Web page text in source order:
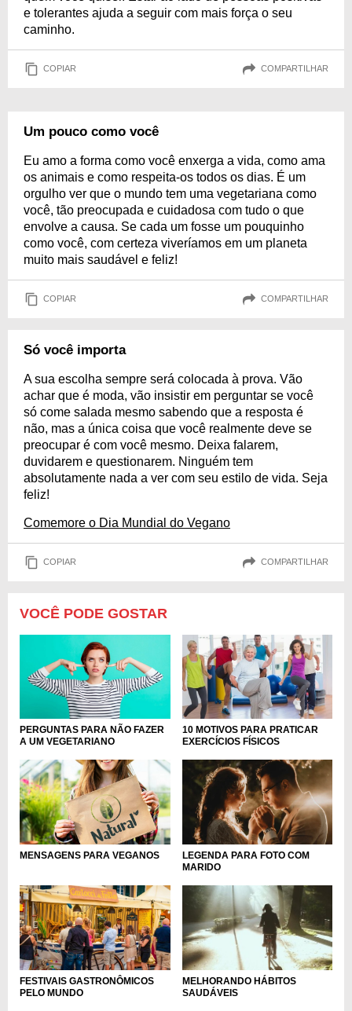
e tolerantes ajuda a seguir com mais força o seu
caminho.
COPIAR COMPARTILHAR
Um pouco como você
Eu amo a forma como você enxerga a vida, como ama
os animais e como respeita-os todos os dias. É um
orgulho ver que o mundo tem uma vegetariana como
você, tão preocupada e cuidadosa com tudo o que
envolve a causa. Se cada um fosse um pouquinho
como você, com certeza viveríamos em um planeta
muito mais saudável e feliz!
COPIAR COMPARTILHAR
Só você importa
A sua escolha sempre será colocada à prova. Vão
achar que é moda, vão insistir em perguntar se você
só come salada mesmo sabendo que a resposta é
não, mas a única coisa que você realmente deve se
preocupar é com você mesmo. Deixa falarem,
duvidarem e questionarem. Ninguém tem
absolutamente nada a ver com seu estilo de vida. Seja
feliz!
Comemore o Dia Mundial do Vegano
COPIAR COMPARTILHAR
VOCÊ PODE GOSTAR
PERGUNTAS PARA NÃO FAZER
A UM VEGETARIANO
10 MOTIVOS PARA PRATICAR
EXERCÍCIOS FÍSICOS
MENSAGENS PARA VEGANOS
LEGENDA PARA FOTO COM
MARIDO
FESTIVAIS GASTRONÔMICOS
PELO MUNDO
MELHORANDO HÁBITOS
SAUDÁVEIS